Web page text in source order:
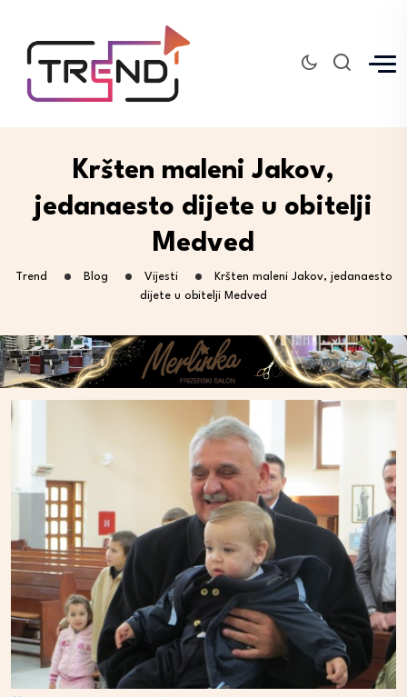
Kršten maleni Jakov,
jedanaesto dijete u obitelji
Medved
Trend Blog Vijesti
Kršten maleni Jakov, jedanaesto
dijete u obitelji Medved